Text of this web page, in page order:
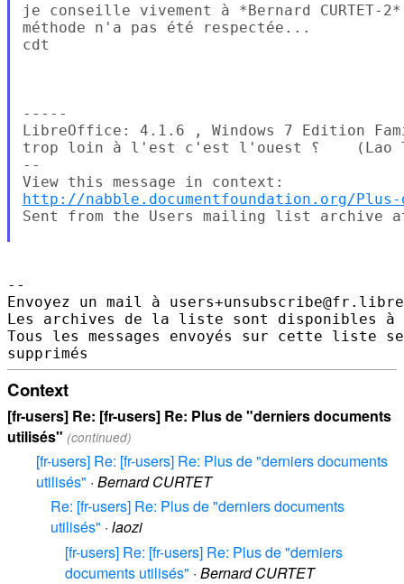
je conseille vivement à *Bernard
méthode n'a pas été respectée...
cdt
-----
LibreOffice: 4.1.6 , Windows 7 Edition
trop loin à l'est c'est l'ouest ؟    (Lao Tseu)
--
http://nabble.documentfoundation.org/Plus-
Sent from the Users mailing list archive
--
Envoyez un mail à
Les archives de la liste sont disponibles à
Tous les messages envoyés sur cette liste
Context
[fr-users] Re: [fr-users] Re: Plus de "derniers documents
utilisés" (continued)
[fr-users] Re: [fr-users] Re: Plus de "derniers documents
utilisés" · Bernard CURTET
Re: [fr-users] Re: Plus de "derniers documents
utilisés" · laozi
[fr-users] Re: [fr-users] Re: Plus de "derniers
documents utilisés" · Bernard CURTET